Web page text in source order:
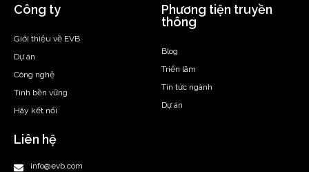
Công ty
Giới thiệu về EVB
Dự án
Công nghệ
Tính bền vững
Hãy kết nối
Phương tiện truyền
thông
Blog
Triển lãm
Tin tức ngành
Dự án
Liên hệ
info@evb.com